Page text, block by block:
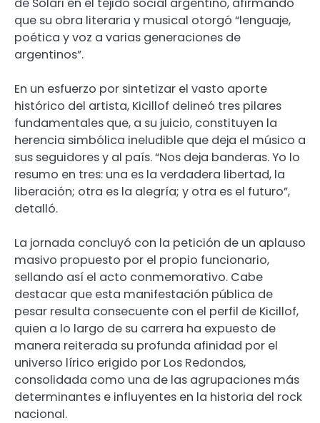
que su obra literaria y musical otorgó “lenguaje,
poética y voz a varias generaciones de
argentinos”.
En un esfuerzo por sintetizar el vasto aporte
histórico del artista, Kicillof delineó tres pilares
fundamentales que, a su juicio, constituyen la
herencia simbólica ineludible que deja el músico a
sus seguidores y al país. “Nos deja banderas. Yo lo
resumo en tres: una es la verdadera libertad, la
liberación; otra es la alegría; y otra es el futuro”,
detalló.
La jornada concluyó con la petición de un aplauso
masivo propuesto por el propio funcionario,
sellando así el acto conmemorativo. Cabe
destacar que esta manifestación pública de
pesar resulta consecuente con el perfil de Kicillof,
quien a lo largo de su carrera ha expuesto de
manera reiterada su profunda afinidad por el
universo lírico erigido por Los Redondos,
consolidada como una de las agrupaciones más
determinantes e influyentes en la historia del rock
nacional.